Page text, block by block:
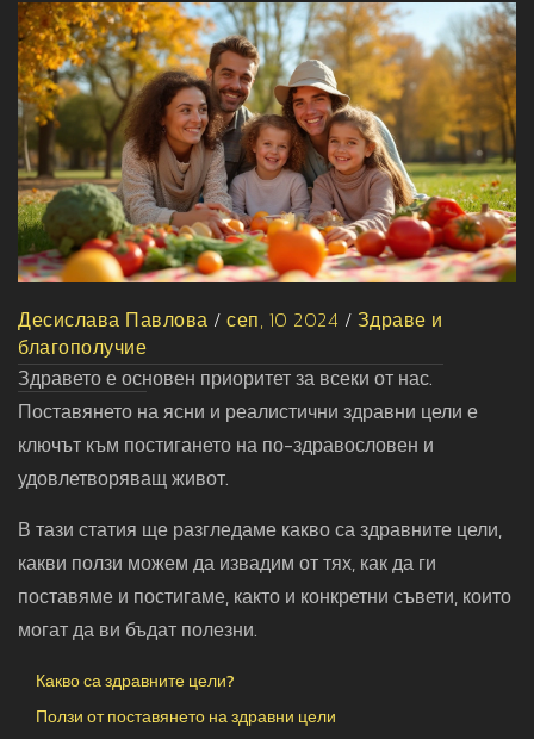
Десислава Павлова / сеп, 10 2024 / Здраве и
благополучие
Здравето е основен приоритет за всеки от нас.
Поставянето на ясни и реалистични здравни цели е
ключът към постигането на по-здравословен и
удовлетворяващ живот.
В тази статия ще разгледаме какво са здравните цели,
какви ползи можем да извадим от тях, как да ги
поставяме и постигаме, както и конкретни съвети, които
могат да ви бъдат полезни.
Какво са здравните цели?
Ползи от поставянето на здравни цели